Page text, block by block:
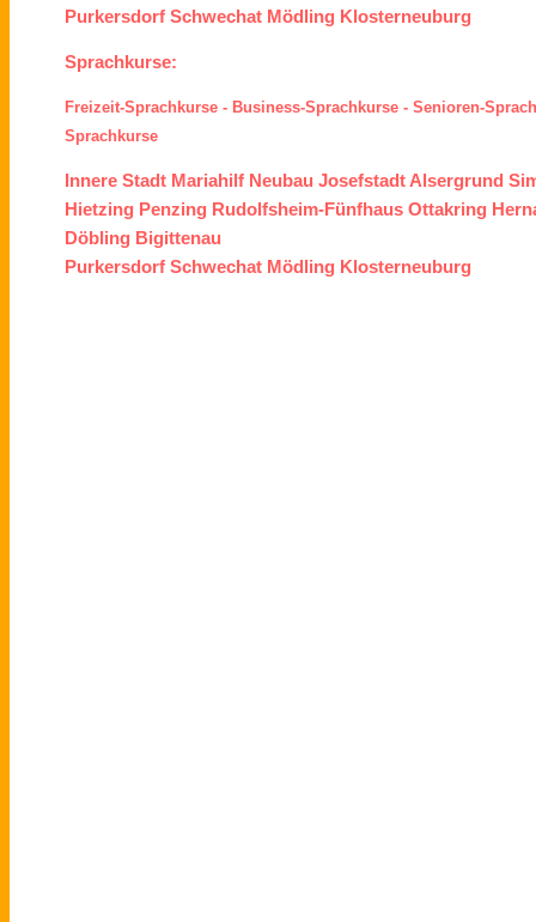
Purkersdorf Schwechat Mödling Klosterneuburg
Sprachkurse:
Freizeit-Sprachkurse - Business-Sprachkurse -Senioren-
Sprachkurse
Innere Stadt Mariahilf Neubau Josefstadt Alsergrund
Hietzing Penzing Rudolfsheim-Fünfhaus Ottakring
Döbling Bigittenau
Purkersdorf Schwechat Mödling Klosterneuburg